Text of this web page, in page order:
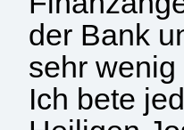
der Bank
sehr
Ich bete